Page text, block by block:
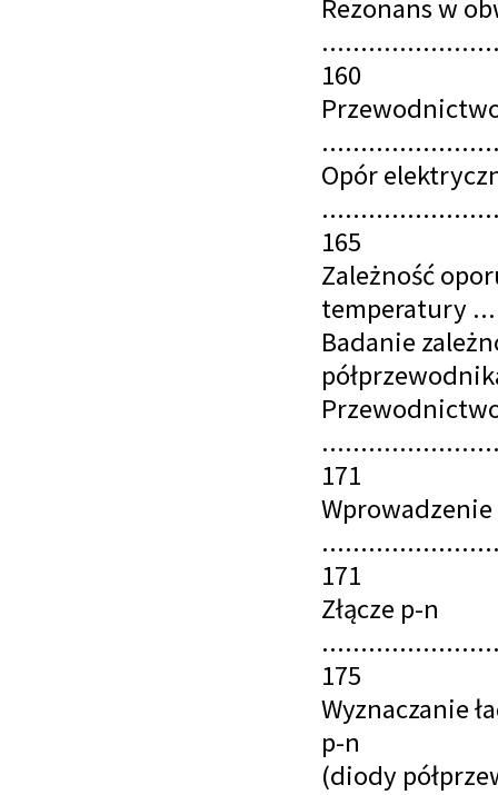
Rezonans w
160
Opór
165
Zależność
temperatury
Badanie
171
Wprowadzenie
171
Złącze p-n
175
Wyznaczanie
p-n
(diody